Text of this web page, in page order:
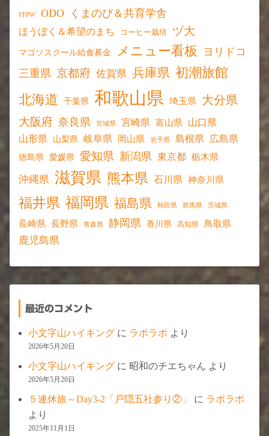
FFPW ODO くまのび＆共育学舎
ほうぼく＆希望のまち コーヒー栽培 ヅ大
マゴソスクール給食募金 メニュー看板
ヨリドコ
三重県 京都府 佐賀県 兵庫県 初潮旅館
北海道
千葉県 和歌山県 埼玉県 大分県
大阪府 奈良県 宮城県 宮崎県 富山県 山口県
山形県 山梨県 岐阜県 岡山県 岩手県 島根県 広島県
徳島県 愛媛県 愛知県 新潟県 東京都 栃木県
沖縄県 滋賀県 熊本県 石川県 神奈川県
福井県 福岡県 福島県 秋田県 群馬県 茨城県
長崎県 長野県 青森県 静岡県 香川県 高知県 鳥取県
鹿児島県
最近のコメント
小文字山ハイキング に ラポラポ より
2026年5月20日
小文字山ハイキング に 昭和のチエちゃん より
2026年5月20日
５連休旅～Day3-2「戸隠五社参り②」 に ラポラポ
より
2025年11月1日